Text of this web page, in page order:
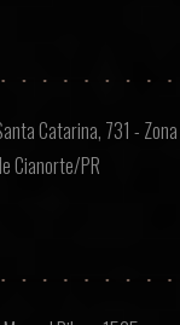
Catarina, 731 - Zona
Cianorte/PR